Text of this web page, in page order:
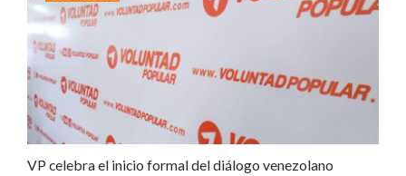
VP celebra el inicio formal del diálogo venezolano